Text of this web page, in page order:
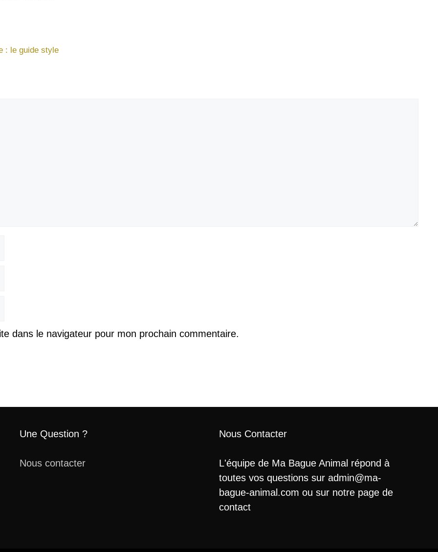
: le guide style
dans le navigateur pour mon prochain commentaire.
Une Question ?
Nous contacter
Nous Contacter
L'équipe de Ma Bague Animal répond à
toutes vos questions sur admin@ma-
bague-animal.com ou sur notre page de
contact